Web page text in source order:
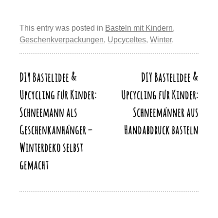
st
b
o
y
d
o
A
p
y
Li
k
n
This entry was posted in Basteln mit Kindern,
Geschenkverpackungen, Upcyceltes,Winter.
Beitragsnavigation
DIY Bastelidee &
Upcycling für Kinder:
Schneemann als
Geschenkanhänger –
Winterdeko selbst
gemacht
DIY Bastelidee &
Upcycling für Kinder:
Schneemänner aus
Handabdruck basteln